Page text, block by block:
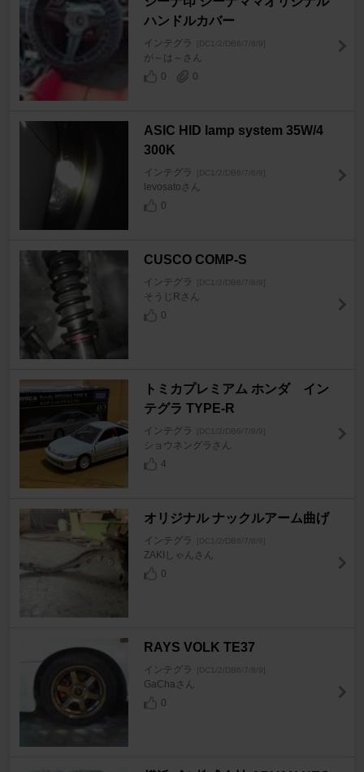
ハンドルカバー
インテグラ [DC1/2/DB6/7/8/9]
が～は～さん
0
0
ASIC HID lamp system 35W/4
300K
インテグラ [DC1/2/DB6/7/8/9]
levosatoさん
0
CUSCO COMP-S
インテグラ [DC1/2/DB6/7/8/9]
そうじRさん
0
トミカプレミアム ホンダ イン
テグラ TYPE-R
インテグラ [DC1/2/DB6/7/8/9]
ショウネングラさん
4
オリジナル ナックルアーム曲げ
インテグラ [DC1/2/DB6/7/8/9]
ZAKIしゃんさん
0
RAYS VOLK TE37
インテグラ [DC1/2/DB6/7/8/9]
GaChaさん
0